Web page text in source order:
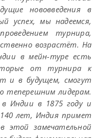
нововведения в
успех, мы надеемся,
турнира,
возрастёт. На
в мейн-туре есть
от турнира к
и в будущем, смогут
теперешним лидерам.
Индии в 1875 году и
лет, Индия примет
этой замечательной